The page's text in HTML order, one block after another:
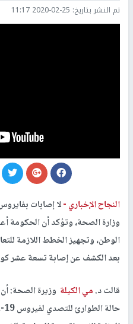
تم النشر بتاريخ: 2020-02-25 11:17
النجاح الإخباري -لا إصابات
وزارة الصحة، وتؤكد أن الحكومة
الوطن، وتجهيز الخطط اللازمة
بعد الكشف عن إصابة تسعة عشر
قالت د.مي الكيلة وزيرة الصحة: